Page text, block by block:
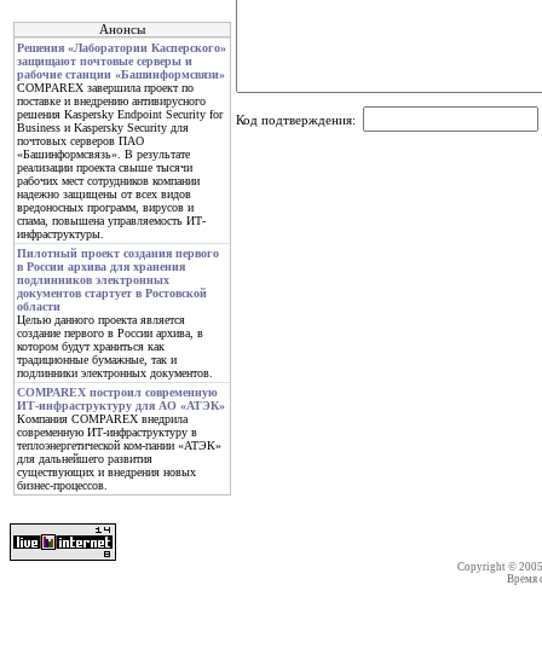
Анонсы
Решения «Лаборатории Касперского»
защищают почтовые серверы и
рабочие станции «Башинформсвязи»
COMPAREX завершила проект по
поставке и внедрению антивирусного
решения Kaspersky Endpoint Security for
Business и Kaspersky Security для
почтовых серверов ПАО
«Башинформсвязь». В результате
реализации проекта свыше тысячи
рабочих мест сотрудников компании
надежно защищены от всех видов
вредоносных программ, вирусов и
спама, повышена управляемость ИТ-
инфраструктуры.
Пилотный проект создания первого
в России архива для хранения
подлинников электронных
документов стартует в Ростовской
области
Целью данного проекта является
создание первого в России архива, в
котором будут храниться как
традиционные бумажные, так и
подлинники электронных документов.
COMPAREX построил современную
ИТ-инфраструктуру для АО «АТЭК»
Компания COMPAREX внедрила
современную ИТ-инфраструктуру в
теплоэнергетической ком-пании «АТЭК»
для дальнейшего развития
существующих и внедрения новых
бизнес-процессов.
Код подтверждения:
Copyright ©
Время